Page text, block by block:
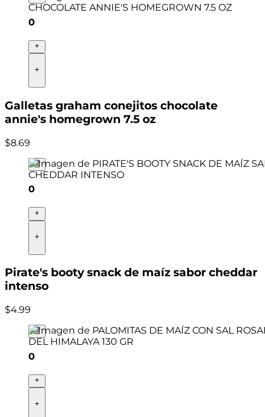
0
Galletas graham conejitos chocolate
annie's homegrown 7.5 oz
$8.69
0
Pirate's booty snack de maíz sabor cheddar
intenso
$4.99
0